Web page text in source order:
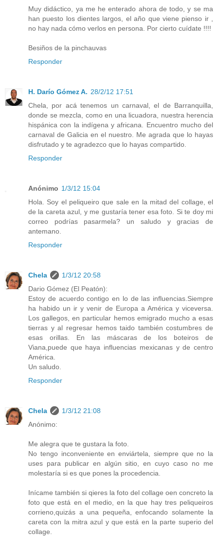
Muy didáctico, ya me he enterado ahora de todo, y se ma
han puesto los dientes largos, el año que viene pienso ir ,
no hay nada cómo verlos en persona. Por cierto cuídate !!!!
Besiños de la pinchauvas
Responder
H. Darío Gómez A. 28/2/12 17:51
Chela, por acá tenemos un carnaval, el de Barranquilla,
donde se mezcla, como en una licuadora, nuestra herencia
hispánica con la indígena y africana. Encuentro mucho del
carnaval de Galicia en el nuestro. Me agrada que lo hayas
disfrutado y te agradezco que lo hayas compartido.
Responder
Anónimo 1/3/12 15:04
Hola. Soy el peliqueiro que sale en la mitad del collage, el
de la careta azul, y me gustaría tener esa foto. Si te doy mi
correo podrías pasarmela? un saludo y gracias de
antemano.
Responder
Chela
1/3/12 20:58
Dario Gómez (El Peatón):
Estoy de acuerdo contigo en lo de las influencias.Siempre
ha habido un ir y venir de Europa a América y viceversa.
Los gallegos, en particular hemos emigrado mucho a esas
tierras y al regresar hemos taido también costumbres de
esas orillas. En las máscaras de los boteiros de
Viana,puede que haya influencias mexicanas y de centro
América.
Un saludo.
Responder
Chela
1/3/12 21:08
Anónimo:
Me alegra que te gustara la foto.
No tengo inconveniente en enviártela, siempre que no la
uses para publicar en algún sitio, en cuyo caso no me
molestaría si es que pones la procedencia.
Inícame también si qieres la foto del collage oen concreto la
foto que está en el medio, en la que hay tres peliqueiros
corrieno,quizás a una pequeña, enfocando solamente la
careta con la mitra azul y que está en la parte superio del
collage.